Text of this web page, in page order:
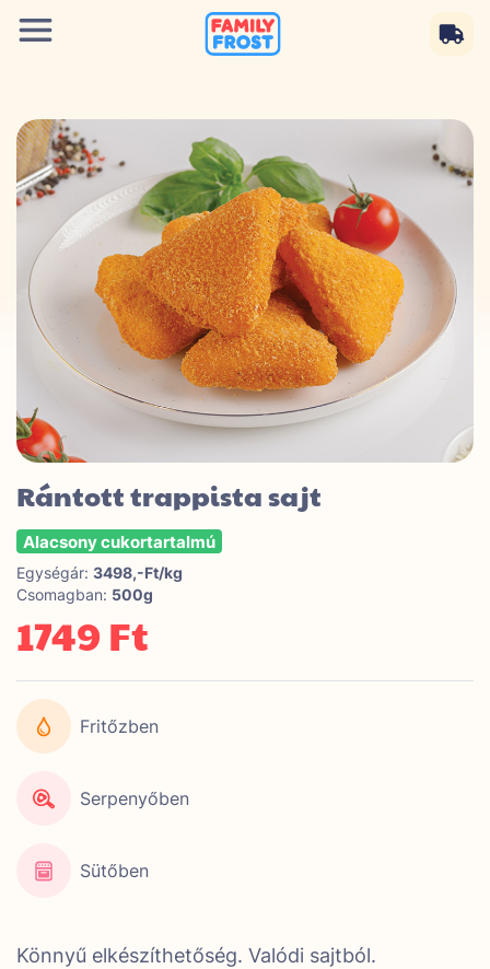
Rántott trappista sajt
Alacsony cukortartalmú
Egységár: 3498,-Ft/kg
Csomagban: 500g
1749 Ft
Fritőzben
Serpenyőben
Sütőben
Könnyű elkészíthetőség. Valódi sajtból.